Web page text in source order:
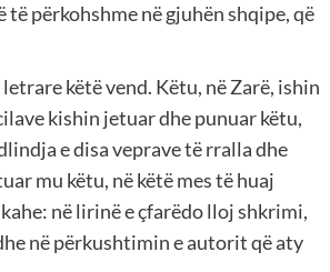
përkohshme në gjuhën shqipe, që
këtë vend. Këtu, në Zarë, ishin
kishin jetuar dhe punuar këtu,
e disa veprave të rralla dhe
mu këtu, në këtë mes të huaj
në lirinë e çfarëdo lloj shkrimi,
në përkushtimin e autorit që aty